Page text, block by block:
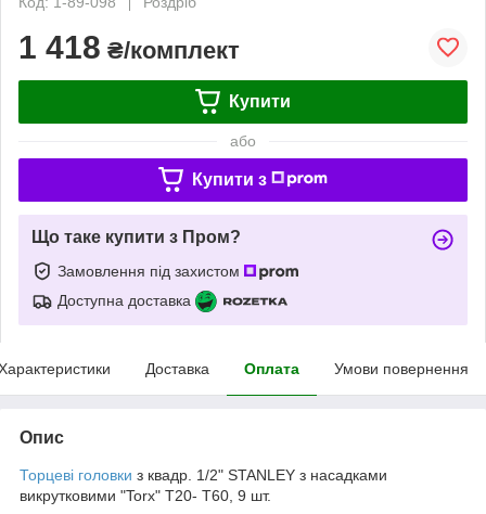
1 418 ₴/комплект
Купити
або
Купити з
Що таке купити з Пром?
Замовлення під захистом
Доступна доставка
Доставка Оплата Умови повернення
Опис
Торцеві головки з квадр. 1/2" STANLEY з насадками
викрутковими "Torx" Т20- Т60, 9 шт.